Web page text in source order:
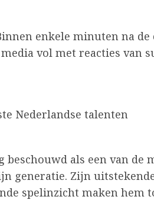
enkele minuten na de
vol met reacties van
Nederlandse talenten
als een van de
generatie. Zijn
spelinzicht maken hem